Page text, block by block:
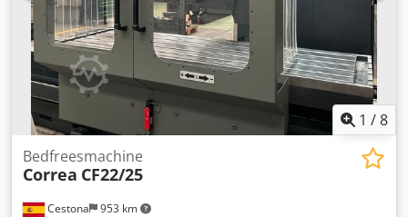
1 /8
Cestona 953 km
Bedfreesmachine
Correa CF22/25